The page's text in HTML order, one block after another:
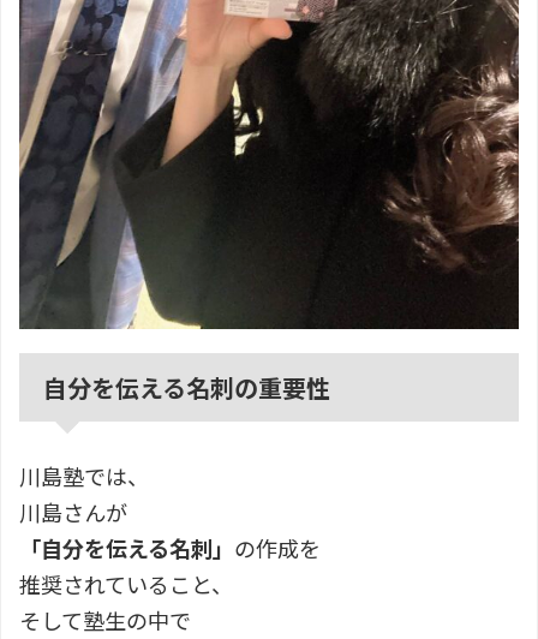
自分を伝える名刺の重要性
川島塾では、
川島さんが
「自分を伝える名刺」 の作成を
推奨されていること、
そして塾生の中で